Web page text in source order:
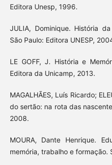
Editora Unesp, 1996.
JULIA, Dominique. História
São Paulo: Editora UNESP,
LE GOFF, J. História e
Editora da Unicamp, 2013.
MAGALHÃES, Luís Ricardo;
do sertão: na rota das
2008.
MOURA, Dante Henrique.
memória, trabalho e formação.